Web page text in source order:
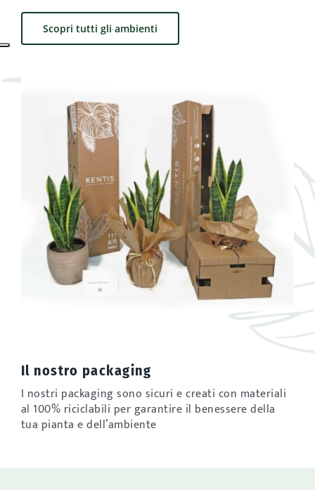
Scopri tutti gli ambienti
Il nostro packaging
I nostri packaging sono sicuri e creati con materiali
al 100% riciclabili per garantire il benessere della
tua pianta e dell’ambiente